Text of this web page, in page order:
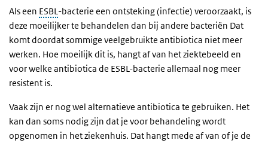
Als een ESBL-bacterie een ontsteking (infectie) veroorzaakt, is
deze moeilijker te behandelen dan bij andere bacteriën Dat
komt doordat sommige veelgebruikte antibiotica niet meer
werken. Hoe moeilijk dit is, hangt af van het ziektebeeld en
voor welke antibiotica de ESBL-bacterie allemaal nog meer
resistent is.
Vaak zijn er nog wel alternatieve antibiotica te gebruiken. Het
kan dan soms nodig zijn dat je voor behandeling wordt
opgenomen in het ziekenhuis. Dat hangt mede af van of je de